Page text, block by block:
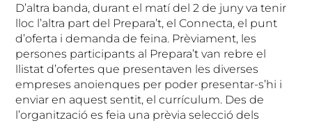
D’altra banda, durant el matí del 2 de juny va tenir
lloc l’altra part del Prepara’t, el Connecta, el punt
d’oferta i demanda de feina. Prèviament, les
persones participants al Prepara’t van rebre el
llistat d’ofertes que presentaven les diverses
empreses anoienques per poder presentar-s’hi i
enviar en aquest sentit, el currículum. Des de
l’organització es feia una prèvia selecció dels